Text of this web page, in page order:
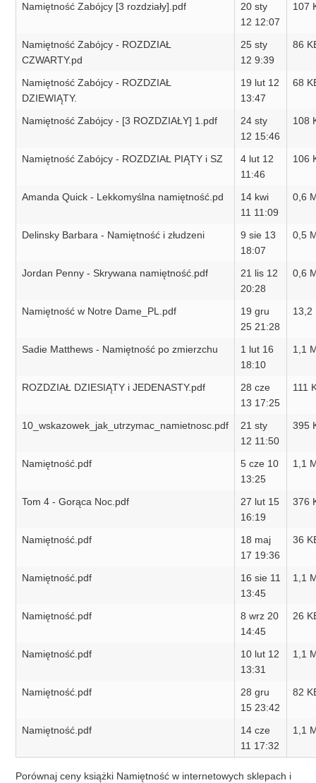
Namiętność Zabójcy [3 rozdziały].pdf
20 sty
12 12:07
107
Namiętność Zabójcy - ROZDZIAŁ
CZWARTY.pd
25 sty
12 9:39
86
Namiętność Zabójcy - ROZDZIAŁ
DZIEWIĄTY.
19 lut 12
13:47
68
Namiętność Zabójcy - [3 ROZDZIAŁY] 1.pdf
24 sty
12 15:46
108
Namiętność Zabójcy - ROZDZIAŁ PIĄTY i SZ
4 lut 12
11:46
106
Amanda Quick - Lekkomyślna namiętność.pd
14 kwi
11 11:09
0,6
Delinsky Barbara - Namiętność i złudzeni
9 sie 13
18:07
0,5
Jordan Penny - Skrywana namiętność.pdf
21 lis 12
20:28
0,6
Namiętność w Notre Dame_PL.pdf
19 gru
25 21:28
13,2
Sadie Matthews - Namiętność po zmierzchu
1 lut 16
18:10
1,1
ROZDZIAŁ DZIESIĄTY i JEDENASTY.pdf
28 cze
13 17:25
111
10_wskazowek_jak_utrzymac_namietnosc.pdf
21 sty
12 11:50
395
Namiętność.pdf
5 cze 10
13:25
1,1
Tom 4 - Gorąca Noc.pdf
27 lut 15
16:19
376
Namiętność.pdf
18 maj
17 19:36
36
Namiętność.pdf
16 sie 11
13:45
1,1
Namiętność.pdf
8 wrz 20
14:45
26
Namiętność.pdf
10 lut 12
13:31
1,1
Namiętność.pdf
28 gru
15 23:42
82
Namiętność.pdf
14 cze
11 17:32
1,1
Porównaj ceny książki Namiętność w internetowych sklepach i